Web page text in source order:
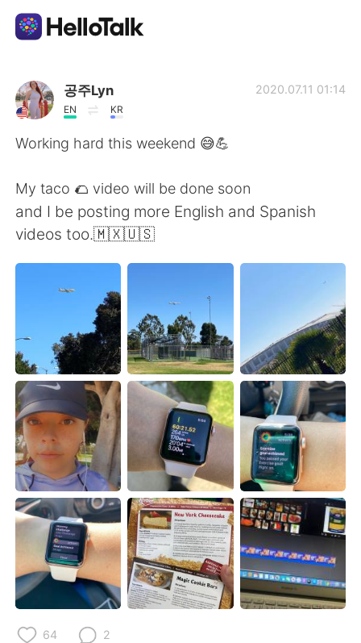
Sprachaustausch-App
AI Grammar Checker
English 简体中文
繁體中文
Français
日本語 한국어
Русский ไทย
Indonesia Italiano
Türkçe Tiếng Việt
Português
공주Lyn
EN KR
2020.07.11 01:14
Working hard this weekend 😅💪
My taco 🌮 video will be done soon
and I be posting more English and Spanish
videos too.🇲🇽🇺🇸
64 2